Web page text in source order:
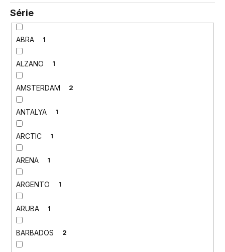
Série
ABRA 1
ALZANO 1
AMSTERDAM 2
ANTALYA 1
ARCTIC 1
ARENA 1
ARGENTO 1
ARUBA 1
BARBADOS 2